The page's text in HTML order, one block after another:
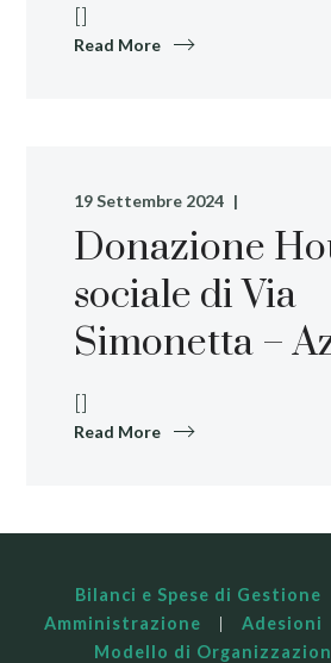
[]
Read More
19 Settembre 2024
Donazione
sociale di Via
Simonetta –
[]
Read More
Bilanci e Spese di Gestione
Amministrazione
| Adesioni
Modello di